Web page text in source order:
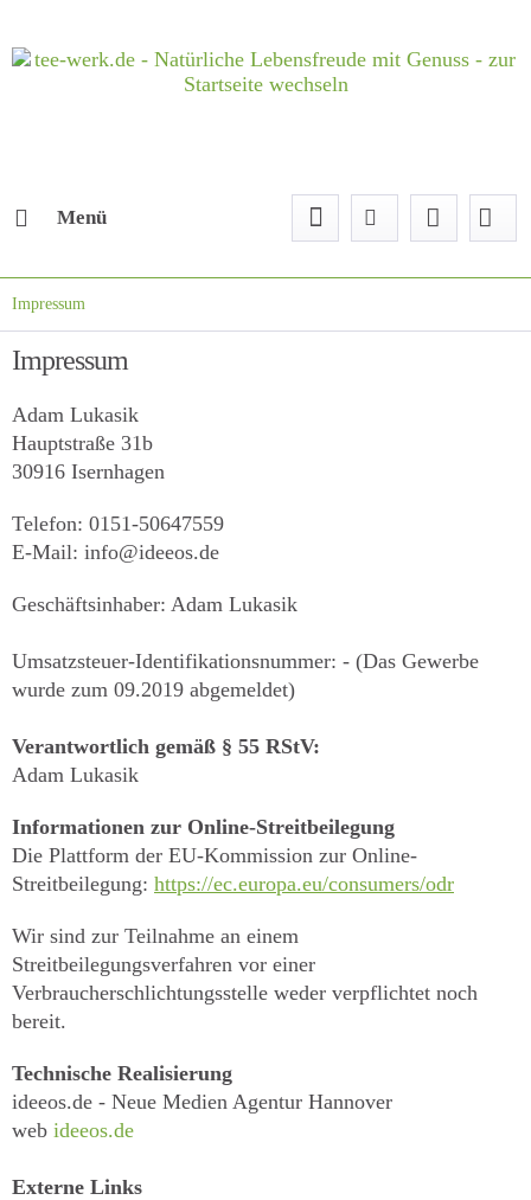
Menü
Impressum
Impressum
Adam Lukasik
Hauptstraße 31b
30916 Isernhagen
Telefon: 0151-50647559
E-Mail: info@ideeos.de
Geschäftsinhaber: Adam Lukasik
Umsatzsteuer-Identifikationsnummer: - (Das Gewerbe
wurde zum 09.2019 abgemeldet)
Verantwortlich gemäß § 55 RStV:
Adam Lukasik
Informationen zur Online-Streitbeilegung
Die Plattform der EU-Kommission zur Online-
Streitbeilegung: https://ec.europa.eu/consumers/odr
Wir sind zur Teilnahme an einem
Streitbeilegungsverfahren vor einer
Verbraucherschlichtungsstelle weder verpflichtet noch
bereit.
Technische Realisierung
ideeos.de - Neue Medien Agentur Hannover
web ideeos.de
Externe Links